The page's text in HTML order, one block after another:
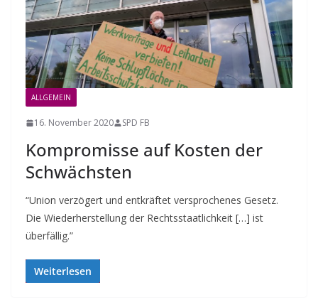
ALLGEMEIN
16. November 2020 SPD FB
Kompromisse auf Kosten der
Schwächsten
“Union verzögert und entkräftet versprochenes Gesetz.
Die Wiederherstellung der Rechtsstaatlichkeit […] ist
überfällig.”
Weiterlesen